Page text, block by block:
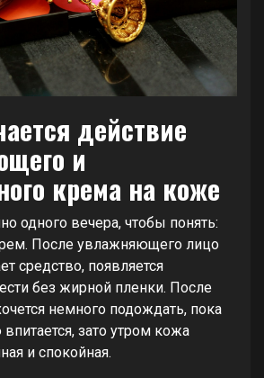
действие
и
крема на коже
одного вечера, чтобы понять:
После увлажняющего лицо
средство, появляется
без жирной пленки. После
немного подождать, пока
зато утром кожа
и спокойная.